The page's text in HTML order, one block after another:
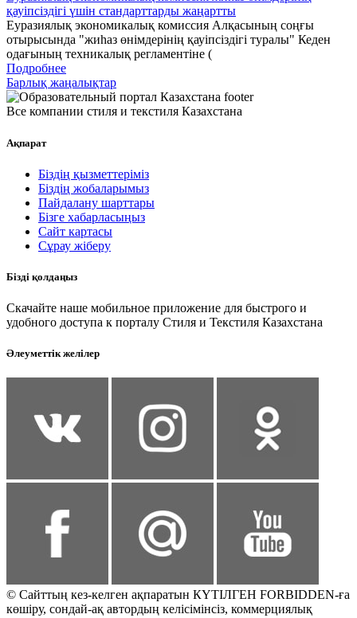
қауіпсіздігі үшін стандарттарды жаңартты
Еуразиялық экономикалық комиссия Алқасының соңғы
отырысында "жиһаз өнімдерінің қауіпсіздігі туралы" Кеден
одағының техникалық регламентіне (
Подробнее
Барлық жаңалықтар
Все компании стиля и текстиля Казахстана
Ақпарат
Біздің қызметтеріміз
Біздің жобаларымыз
Пайдалану шарттары
Бізге хабарласыңыз
Сайт картасы
Сұрау жіберу
Бізді қолдаңыз
Скачайте наше мобильное приложение для быстрого и
удобного доступа к порталу Стиля и Текстиля Казахстана
Әлеуметтік желілер
© Сайттың кез-келген ақпаратын КҮТІЛГЕН FORBIDDEN-ға
көшіру, сондай-ақ автордың келісімінсіз, коммерциялық